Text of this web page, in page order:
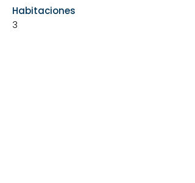
Habitaciones
3